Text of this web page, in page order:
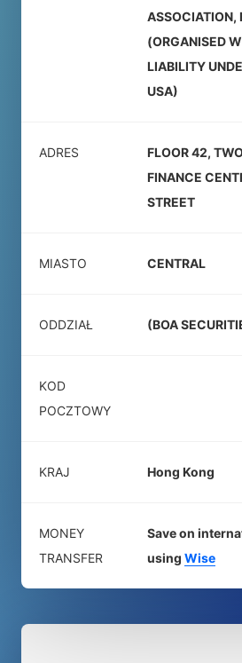
ASSOCIATION,
(ORGANISED
LIABILITY
USA)
ADRES
FLOOR 42,
FINANCE
STREET
MIASTO CENTRAL
ODDZIAŁ (BOA
KOD
POCZTOWY
KRAJ Hong Kong
MONEY
TRANSFER
Save on
using Wise